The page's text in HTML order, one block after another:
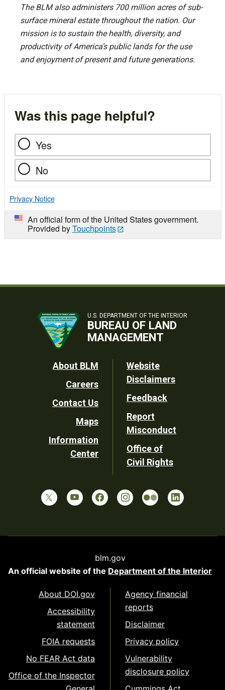
The BLM also administers 700 million acres of sub-
surface mineral estate throughout the nation. Our
mission is to sustain the health, diversity, and
productivity of America’s public lands for the use
and enjoyment of present and future generations.
Was this page helpful?
Yes
No
Privacy Notice
An official form of the United States government.
Provided byTouchpoints
U.S. DEPARTMENT OF THE INTERIOR
BUREAU OF LAND
MANAGEMENT
Footer
Utility
About BLM
Careers
Contact Us
Maps
Information
Center
Website
Disclaimers
Feedback
Report
Misconduct
Office of
Civil Rights
blm.gov
An official website of the Department of the Interior
About DOI.gov
Accessibility
statement
FOIA requests
No FEAR Act data
Office of the Inspector
Agency financial
reports
Disclaimer
Privacy policy
Vulnerability
disclosure policy